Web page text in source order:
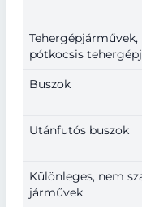
pótkocsis
Buszok
Utánfutós buszok
Különleges, nem
járművek